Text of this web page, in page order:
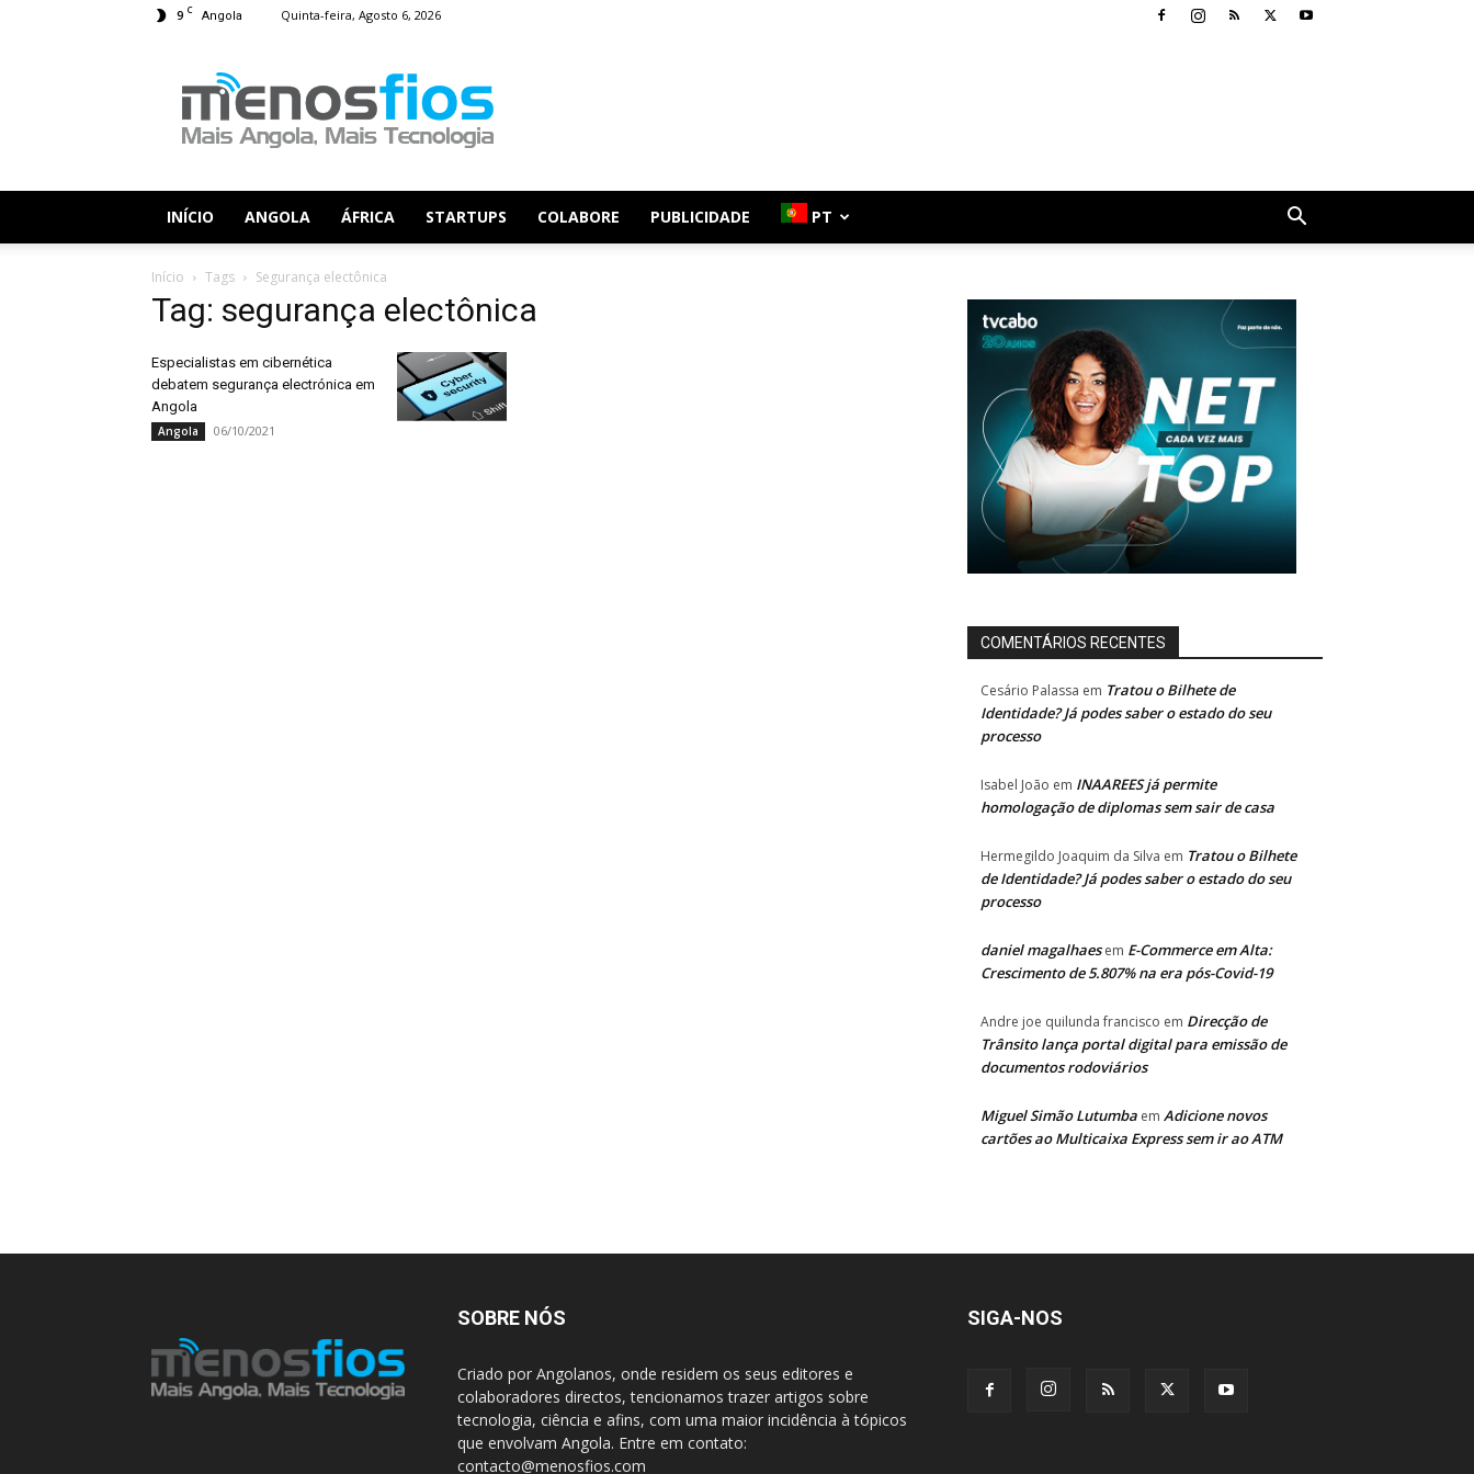
9 C Angola Quinta-feira, Agosto 6, 2026
Fios
INÍCIO ANGOLA ÁFRICA STARTUPS COLABORE PUBLICIDADE PT
Início Tags Segurança electônica
Tag: segurança electônica
Especialistas em cibernética
debatem segurança electrónica em
Angola
Angola 06/10/2021
COMENTÁRIOS RECENTES
Cesário Palassa em Tratou o Bilhete de
Identidade? Já podes saber o estado do seu
processo
Isabel João em INAAREES já permite
homologação de diplomas sem sair de casa
Hermegildo Joaquim da Silva em Tratou o Bilhete
de Identidade? Já podes saber o estado do seu
processo
daniel magalhaesem E-Commerce em Alta:
Crescimento de 5.807% na era pós-Covid-19
Andre joe quilunda francisco em Direcção de
Trânsito lança portal digital para emissão de
documentos rodoviários
Miguel Simão Lutumba em Adicione novos
cartões ao Multicaixa Express sem ir ao ATM
SOBRE NÓS
Criado por Angolanos, onde residem os seus editores e
colaboradores directos, tencionamos trazer artigos sobre
tecnologia, ciência e afins, com uma maior incidência à tópicos
que envolvam Angola. Entre em contato:
contacto@menosfios.com
SIGA-NOS